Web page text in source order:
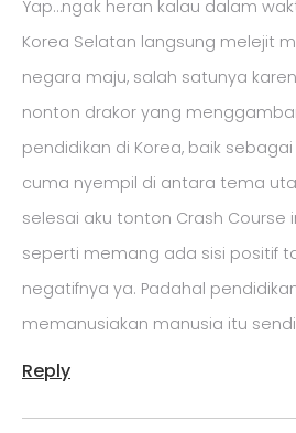
Yap…ngak heran kalau dalam
Korea Selatan langsung melejit
negara maju, salah satunya
nonton drakor yang
pendidikan di Korea, baik
cuma nyempil di antara tema
selesai aku tonton Crash Course
seperti memang ada sisi positif
negatifnya ya. Padahal
memanusiakan manusia itu
Reply